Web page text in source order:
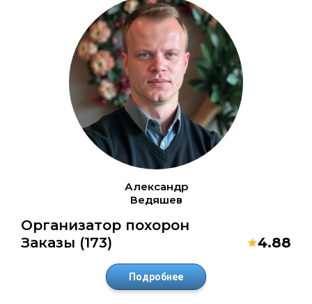
Александр
Ведяшев
Организатор похорон
Заказы (173)
4.88
Подробнее